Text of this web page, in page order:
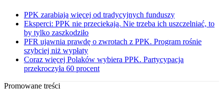
PPK zarabiają więcej od tradycyjnych funduszy
Eksperci: PPK nie przeciekają. Nie trzeba ich uszczelniać, to
by tylko zaszkodziło
PFR ujawnia prawdę o zwrotach z PPK. Program rośnie
szybciej niż wypłaty
Coraz więcej Polaków wybiera PPK. Partycypacja
przekroczyła 60 procent
Promowane treści